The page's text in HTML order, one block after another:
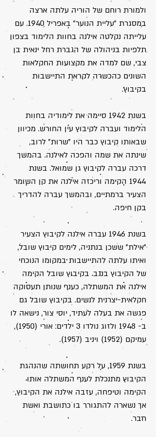
ולמורת רוחם של הוריה עלתה ארצה
במסגרת "עליית הנוער" באפריל 1940. עם
עלייתה נקלטה אילנה בחוות הלימוד בצפון
תלפיות בניהולה של הגברת רחל ינאית בן
צבי, שם למדה את מקצועות החקלאות
השונים כהכשרה לקראת התיישבות
בקיבוץ.
בשנת 1942 סיימה את לימודיה בחוות
הלימוד ועברה לקיבוץ עין החורש. מכיוון
שבאותו קיבוץ כבר היו "שרות" לרוב,
שינתה את שמה והפכה לאילנה. בהמשך
דרכה עברה לקיבוץ גן שמואל. בשנת
1944 הקימה וריכזה אילנה את קן השומר
הצעיר ברמתיים, ובהמשך עברה להדריך
בקן חיפה.
בשנת 1946 עברה אילנה לקיבוץ הצעיר
"אילת" ששכן בנתניה, לימים קיבוץ שובל,
ואיתו עלתה להתיישבות במקומו הנוכחי
של הקיבוץ בנגב. בקיבוץ שובל הקימה
אילנה את המשתלה, כענף שנותן תעסוקה
חקלאית-יצרנית לנשים. בקיבוץ שובל גם
פגשה את בעלה לעתיד, יוסי צור, נישאה לו
ב- 1948 ולזוג נולדו 3 ילדים: אורי (1950),
עמיקם (1952) ויניב (1957).
בשנת 1959, על רקע תחושתה שהנהגת
הקיבוץ מתנכלת לענף המשתלה אותו
הקימה וטיפחה, עזבה אילנה את הקיבוץ,
אך נשארה להתגורר בו כתושבת ואשת
חבר.